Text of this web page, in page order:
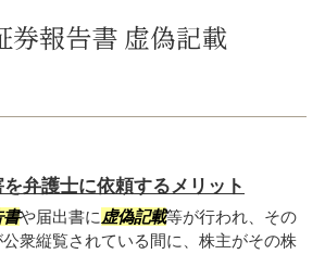
券報告書 虚偽記載
弁護士に依頼するメリット
書や届出書に 虚偽記載等が行われ、その
衆縦覧されている間に、株主がその株